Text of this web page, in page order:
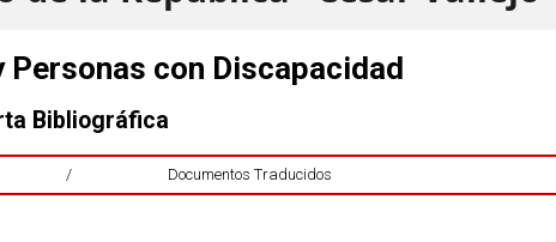
con Discapacidad
Bibliográfica
/ Documentos Traducidos